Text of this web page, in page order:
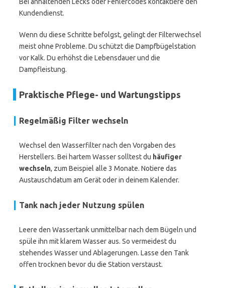
Kundendienst.
Wenn du diese Schritte befolgst, gelingt der Filterwechsel
meist ohne Probleme. Du schützt die Dampfbügelstation
vor Kalk. Du erhöhst die Lebensdauer und die
Dampfleistung.
Praktische Pflege- und Wartungstipps
Regelmäßig Filter wechseln
Wechsel den Wasserfilter nach den Vorgaben des
Herstellers. Bei hartem Wasser solltest du häufiger
wechseln, zum Beispiel alle 3 Monate. Notiere das
Austauschdatum am Gerät oder in deinem Kalender.
Tank nach jeder Nutzung spülen
Leere den Wassertank unmittelbar nach dem Bügeln und
spüle ihn mit klarem Wasser aus. So vermeidest du
stehendes Wasser und Ablagerungen. Lasse den Tank
offen trocknen bevor du die Station verstaust.